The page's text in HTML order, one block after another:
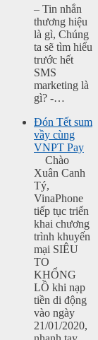
– Tin nhắn
thương hiệu
là gì, Chúng
ta sẽ tìm hiểu
trước hết
SMS
marketing là
gì? -…
Đón Tết sum
vầy cùng
VNPT Pay
Chào
Xuân Canh
Tý,
VinaPhone
tiếp tục triển
khai chương
trình khuyến
mại SIÊU
TO
KHỔNG
LỒ khi nạp
tiền di động
vào ngày
21/01/2020,